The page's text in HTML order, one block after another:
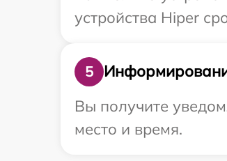
устройства Hiper
5
Вы получите
место и время.